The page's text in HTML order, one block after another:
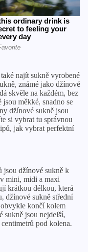
najít sukně vyrobené
známé jako džínové
skvěle na každém, bez
měkké, snadno se
džínové sukně jsou
si vybrat tu správnou
jak vybrat perfektní
jsou džínové sukně k
mini, midi a maxi
krátkou délkou, která
džínové sukně střední
končí kolem
sukně jsou nejdelší,
pod kolena.